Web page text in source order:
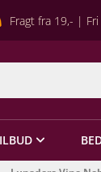
Fragt fra 19,- |